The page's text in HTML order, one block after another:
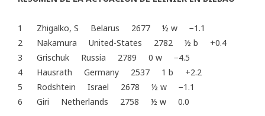
1 Zhigalko, S Belarus 2677 ½ w −1.1
2 Nakamura United-States 2782 ½ b +0.4
3 Grischuk Russia 2789 0 w −4.5
4 Hausrath Germany 2537 1 b +2.2
5 Rodshtein Israel 2678 ½ w −1.1
6 Giri Netherlands 2758 ½ w 0.0